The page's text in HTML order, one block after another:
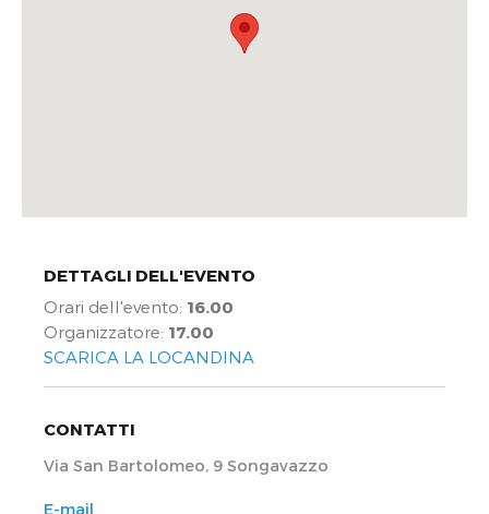
DETTAGLI DELL'EVENTO
Orari dell'evento: 16.00
Organizzatore: 17.00
SCARICA LA LOCANDINA
CONTATTI
Via San Bartolomeo, 9 Songavazzo
E-mail